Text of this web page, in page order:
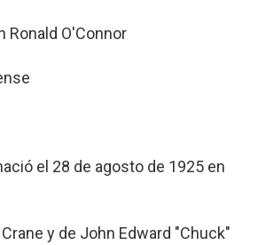
Ronald O'Connor
el 28 de agosto de 1925 en
y de John Edward "Chuck"